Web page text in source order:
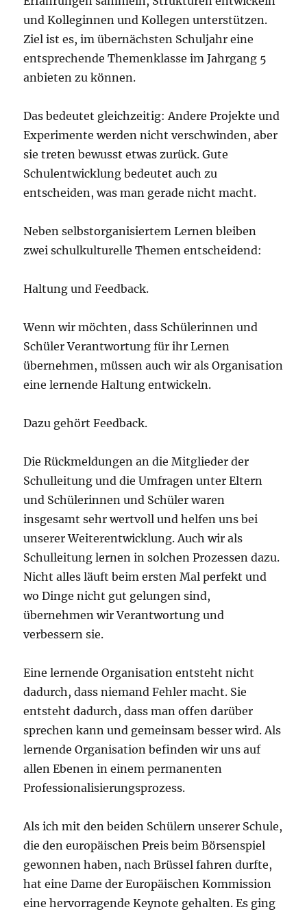
und Kolleginnen und Kollegen unterstützen.
Ziel ist es, im übernächsten Schuljahr eine
entsprechende Themenklasse im Jahrgang 5
anbieten zu können.
Das bedeutet gleichzeitig: Andere Projekte und
Experimente werden nicht verschwinden, aber
sie treten bewusst etwas zurück. Gute
Schulentwicklung bedeutet auch zu
entscheiden, was man gerade nicht macht.
Neben selbstorganisiertem Lernen bleiben
zwei schulkulturelle Themen entscheidend:
Haltung und Feedback.
Wenn wir möchten, dass Schülerinnen und
Schüler Verantwortung für ihr Lernen
übernehmen, müssen auch wir als Organisation
eine lernende Haltung entwickeln.
Dazu gehört Feedback.
Die Rückmeldungen an die Mitglieder der
Schulleitung und die Umfragen unter Eltern
und Schülerinnen und Schüler waren
insgesamt sehr wertvoll und helfen uns bei
unserer Weiterentwicklung. Auch wir als
Schulleitung lernen in solchen Prozessen dazu.
Nicht alles läuft beim ersten Mal perfekt und
wo Dinge nicht gut gelungen sind,
übernehmen wir Verantwortung und
verbessern sie.
Eine lernende Organisation entsteht nicht
dadurch, dass niemand Fehler macht. Sie
entsteht dadurch, dass man offen darüber
sprechen kann und gemeinsam besser wird. Als
lernende Organisation befinden wir uns auf
allen Ebenen in einem permanenten
Professionalisierungsprozess.
Als ich mit den beiden Schülern unserer Schule,
die den europäischen Preis beim Börsenspiel
gewonnen haben, nach Brüssel fahren durfte,
hat eine Dame der Europäischen Kommission
eine hervorragende Keynote gehalten. Es ging